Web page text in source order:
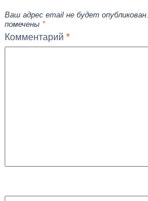
Ваш адрес email не будет опубликован.
помечены *
Комментарий *